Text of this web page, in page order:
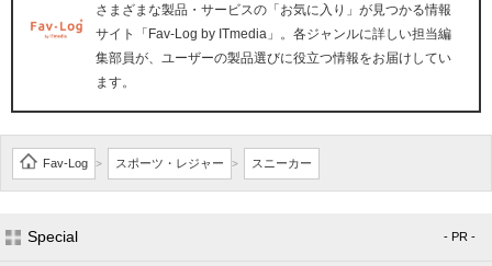
さまざまな製品・サービスの「お気に入り」が見つかる情報
サイト「Fav-Log by ITmedia」。各ジャンルに詳しい担当編
集部員が、ユーザーの製品選びに役立つ情報をお届けしてい
ます。
Fav-Log > スポーツ・レジャー > スニーカー
Special - PR -